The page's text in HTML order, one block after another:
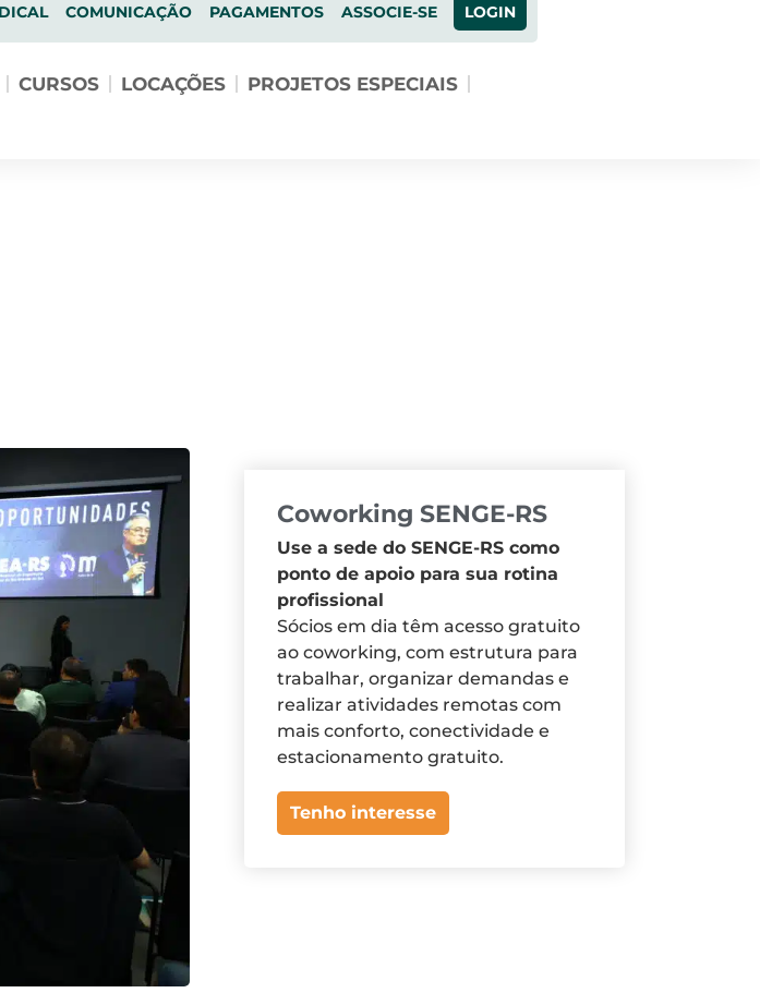
COMUNICAÇÃO PAGAMENTOS ASSOCIE-SE LOGIN
CURSOS LOCAÇÕES PROJETOS ESPECIAIS
Coworking SENGE-RS
Use a sede do SENGE-RS como
ponto de apoio para sua rotina
profissional
Sócios em dia têm acesso gratuito
ao coworking, com estrutura para
trabalhar, organizar demandas e
realizar atividades remotas com
mais conforto, conectividade e
estacionamento gratuito.
Tenho interesse